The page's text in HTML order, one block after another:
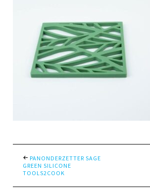
PANONDERZETTER SAGE
GREEN SILICONE
TOOLS2COOK